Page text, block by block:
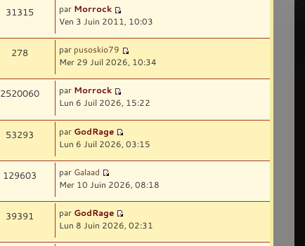
31315 par Morrock
Ven 3 Juin 2011, 10:03
278 par pusoskio79
Mer 29 Juil 2026, 10:34
2520060 par Morrock
Lun 6 Juil 2026, 15:22
53293 par GodRage
Lun 6 Juil 2026, 03:15
129603 par Galaad
Mer 10 Juin 2026, 08:18
39391 par GodRage
Lun 8 Juin 2026, 02:31